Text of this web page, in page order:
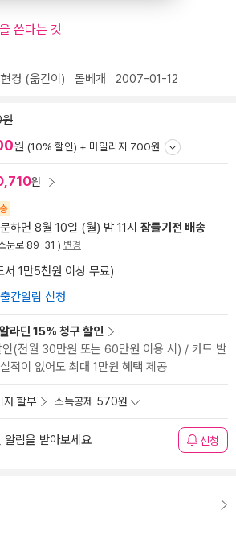
쓴다는 것
경 (옮긴이) 돌베개 2007-01-12
원 (10% 할인) + 마일리지 700원
원
하면 8월 10일 (월) 밤 11시 잠들기전 배송
문로 89-31 ) 변경
서 1만5천원 이상 무료)
간알림 신청
라딘 15% 청구 할인
인(전월 30만원 또는 60만원 이용 시) / 카드 발
적이 없어도 최대 1만원 혜택 제공
자 할부 소득공제 570원
알림을 받아보세요 신청